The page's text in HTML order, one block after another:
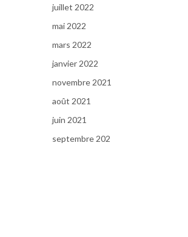
juillet 2022
mai 2022
mars 2022
janvier 2022
novembre 2021
août 2021
juin 2021
septembre 202